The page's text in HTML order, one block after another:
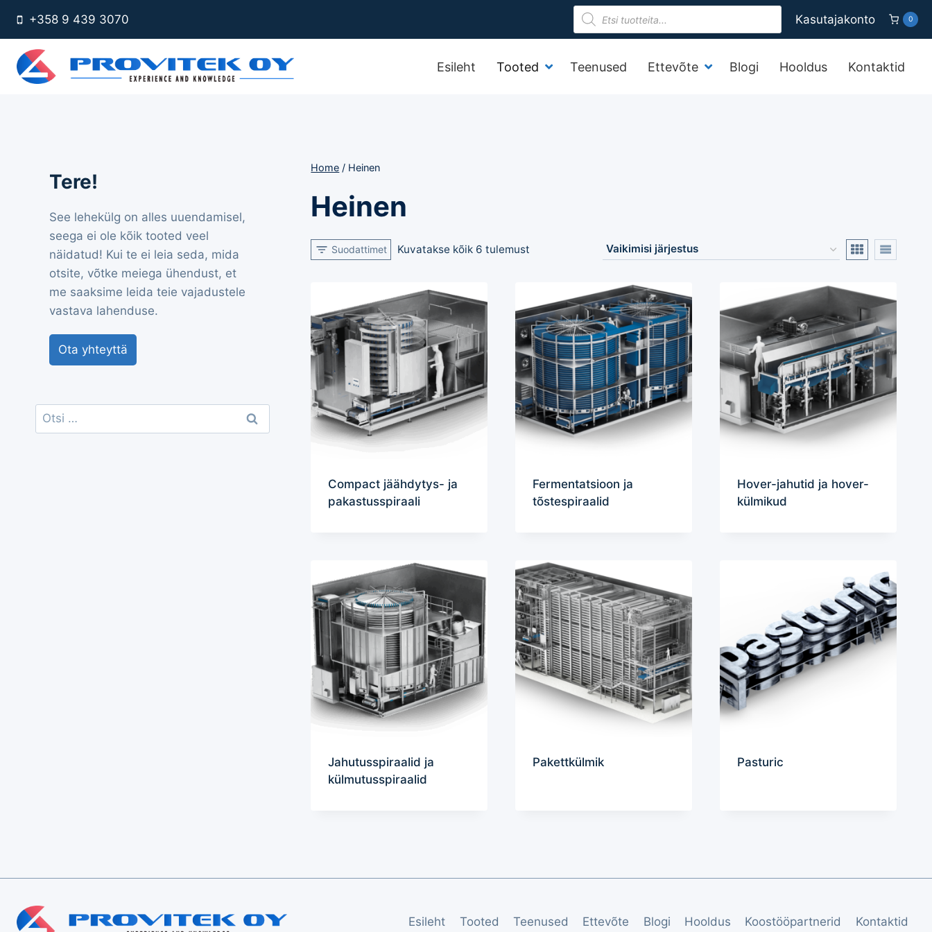
content
+358 9 439 3070
Products
search
Kasutajakonto 0
Esileht Tooted Teenused Ettevõte Blogi Hooldus Kontaktid
Home / Heinen
Heinen
Suodattimet Kuvatakse kõik 6 tulemust
Compact jäähdytys- ja
pakastusspiraali
Fermentatsioon ja
tõstespiraalid
Hover-jahutid ja hover-
külmikud
Jahutusspiraalid ja
külmutusspiraalid
Pakettkülmik Pasturic
Tere!
See lehekülg on alles uuendamisel,
seega ei ole kõik tooted veel
näidatud! Kui te ei leia seda, mida
otsite, võtke meiega ühendust, et
me saaksime leida teie vajadustele
vastava lahenduse.
Ota yhteyttä
Otsi:
Esileht Tooted Teenused Ettevõte Blogi Hooldus Koostööpartnerid Kontaktid